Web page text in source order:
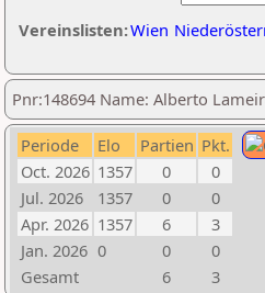
Vereinslisten:Wien
Pnr:148694 Name: Alberto
Periode Elo Partien Pkt.
Oct. 2026 1357 0
0
Jul. 2026
1357 0
0
Apr. 2026 1357 6
3
Jan. 2026 0 0
0
Gesamt
6 3